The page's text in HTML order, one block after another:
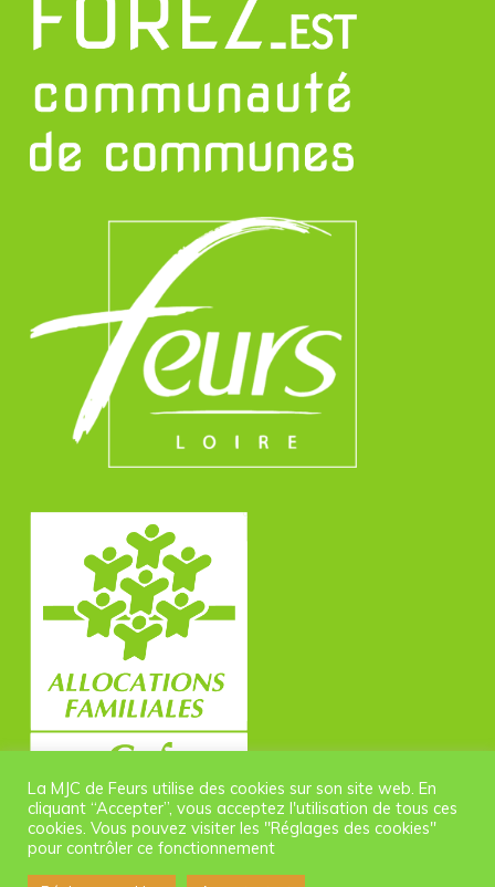
La MJC de Feurs utilise des cookies sur son site web. En
cliquant “Accepter”, vous acceptez l'utilisation de tous ces
cookies. Vous pouvez visiter les "Réglages des cookies"
pour contrôler ce fonctionnement